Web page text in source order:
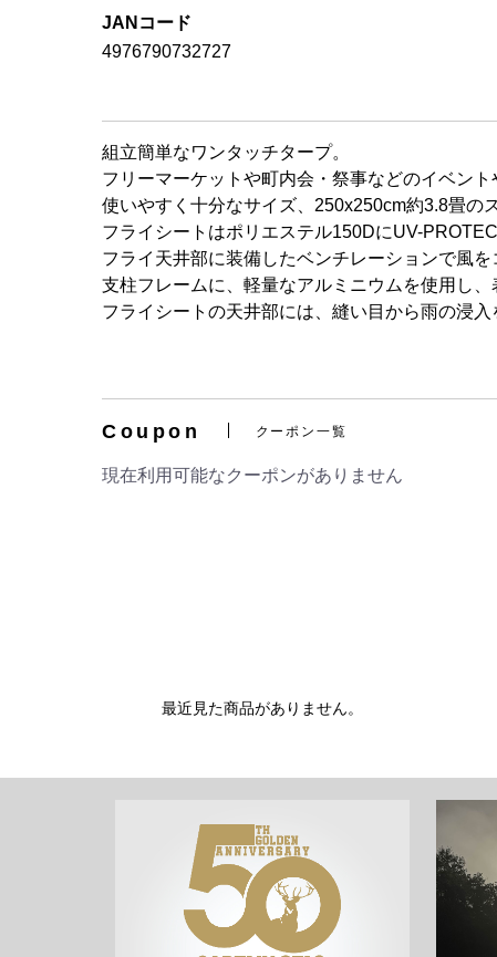
JANコード
4976790732727
組立簡単なワンタッチタープ。
フリーマーケットや町内会・祭事などのイベン
使いやすく十分なサイズ、250x250cm約3.8畳の
フライシートはポリエステル150DにUV-
フライ天井部に装備したベンチレーションで風
支柱フレームに、軽量なアルミニウムを使用し
フライシートの天井部には、縫い目から雨の浸入
Coupon クーポン一覧
現在利用可能なクーポンがありません
最近見た商品がありません。